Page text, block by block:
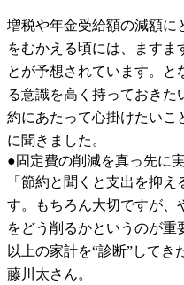
増税や年金受給額の減額に
をむかえる頃には、ますま
とが予想されています。と
る意識を高く持っておきた
約にあたって心掛けたいこ
に聞きました。
●固定費の削減を真っ先に
「節約と聞くと支出を抑
す。もちろん大切ですが、
をどう削るかというのが重
以上の家計を“診断”して
藤川太さん。